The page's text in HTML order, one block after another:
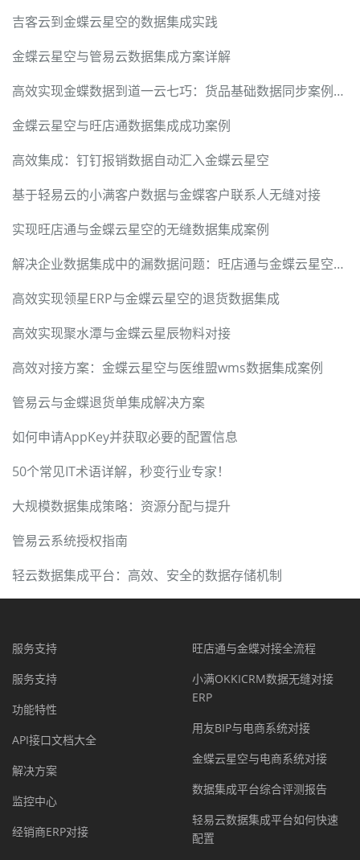
吉客云到金蝶云星空的数据集成实践
金蝶云星空与管易云数据集成方案详解
高效实现金蝶数据到道一云七巧：货品基础数据同步案例分析
金蝶云星空与旺店通数据集成成功案例
高效集成：钉钉报销数据自动汇入金蝶云星空
基于轻易云的小满客户数据与金蝶客户联系人无缝对接
实现旺店通与金蝶云星空的无缝数据集成案例
解决企业数据集成中的漏数据问题：旺店通与金蝶云星空集成案例
高效实现领星ERP与金蝶云星空的退货数据集成
高效实现聚水潭与金蝶云星辰物料对接
高效对接方案：金蝶云星空与医维盟wms数据集成案例
管易云与金蝶退货单集成解决方案
如何申请AppKey并获取必要的配置信息
50个常见IT术语详解，秒变行业专家！
大规模数据集成策略：资源分配与提升
管易云系统授权指南
轻云数据集成平台：高效、安全的数据存储机制
服务支持
服务支持
功能特性
API接口文档大全
解决方案
监控中心
经销商ERP对接
旺店通与金蝶对接全流程
小满OKKICRM数据无缝对接
ERP
用友BIP与电商系统对接
金蝶云星空与电商系统对接
数据集成平台综合评测报告
轻易云数据集成平台如何快速
配置